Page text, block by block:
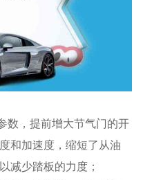
数，提前增大节气门的开
和加速度，缩短了从油
减少踏板的力度；